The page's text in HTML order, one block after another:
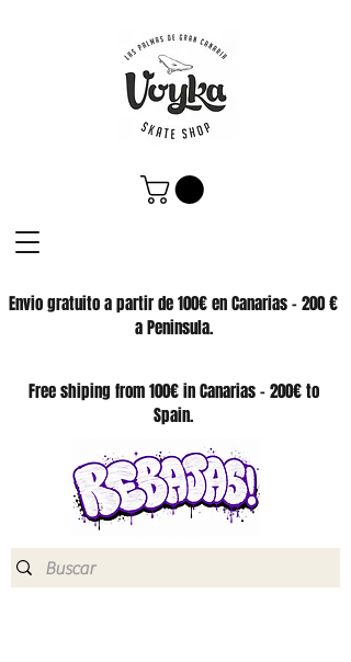
Envio gratuito a partir de 100€ en Canarias - 200 €
a Peninsula.
SKATE SHOP
Free shiping from 100€ in Canarias - 200€ to
Spain.